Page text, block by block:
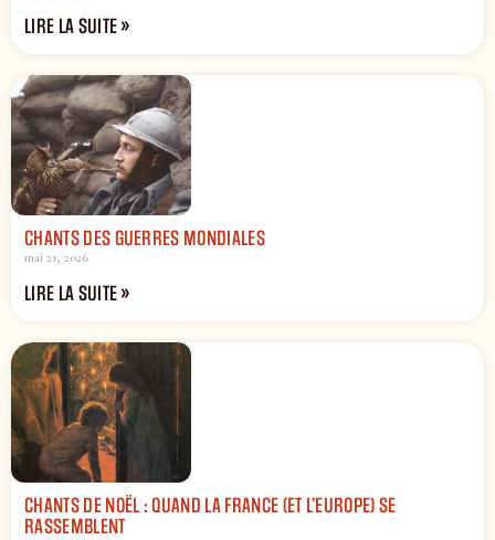
LIRE LA SUITE »
CHANTS DES GUERRES MONDIALES
mai 21, 2026
LIRE LA SUITE »
CHANTS DE NOËL : QUAND LA FRANCE (ET L’EUROPE) SE
RASSEMBLENT